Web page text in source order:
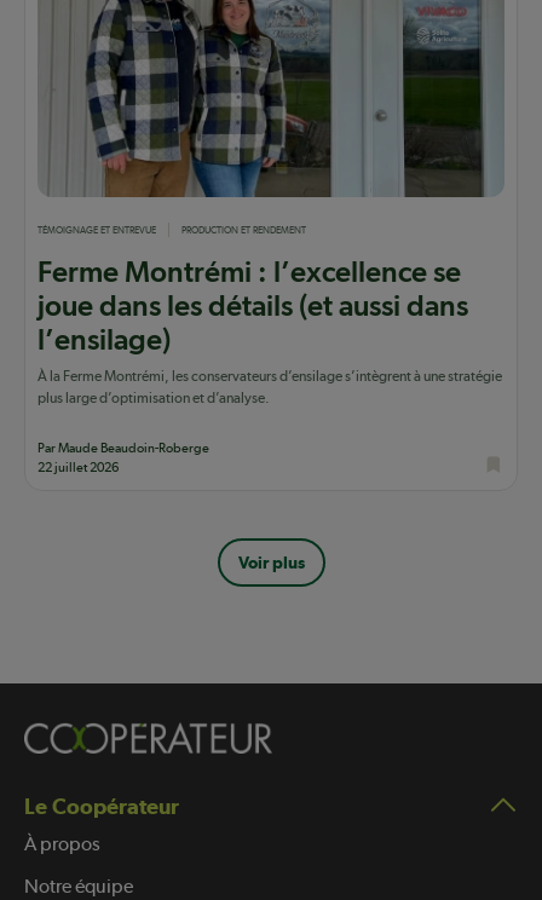
TÉMOIGNAGE ET ENTREVUE PRODUCTION ET RENDEMENT
Ferme Montrémi : l’excellence se
joue dans les détails (et aussi dans
l’ensilage)
À la Ferme Montrémi, les conservateurs d’ensilage s’intègrent à une stratégie
plus large d’optimisation et d’analyse.
Par Maude Beaudoin-Roberge
22 juillet 2026
Voir plus
Le Coopérateur
À propos
Notre équipe